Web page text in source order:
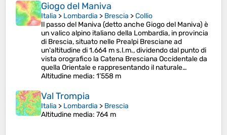
Giogo del Maniva
Italia > Lombardia > Brescia >Collio
Il passo del Maniva (detto anche Giogo del Maniva) è
un valico alpino italiano della Lombardia, in provincia
di Brescia, situato nelle Prealpi Bresciane ad
un'altitudine di 1.664 m s.l.m., dividendo dal punto di
vista orografico la Catena Bresciana Occidentale da
quella Orientale e rappresentando il naturale…
Altitudine media: 1’558 m
Val Trompia
Italia > Lombardia > Brescia
Altitudine media: 764 m